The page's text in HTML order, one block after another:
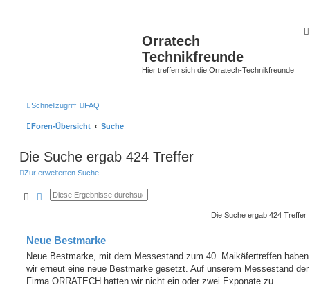
Orratech
Technikfreunde
Hier treffen sich die Orratech-Technikfreunde
Schnellzugriff FAQ
Foren-Übersicht Suche
Die Suche ergab 424 Treffer
Zur erweiterten Suche
SucheErweiterte Suche
Die Suche ergab 424 Treffer
Neue Bestmarke
Neue Bestmarke, mit dem Messestand zum 40. Maikäfertreffen haben
wir erneut eine neue Bestmarke gesetzt. Auf unserem Messestand der
Firma ORRATECH hatten wir nicht ein oder zwei Exponate zu